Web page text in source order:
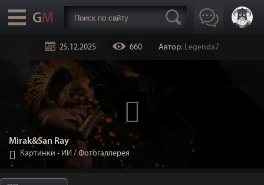
25.12.2025 660 Автор: Legenda7
Mirak&San Ray
Картинки - ИИ /Фотогаллерея